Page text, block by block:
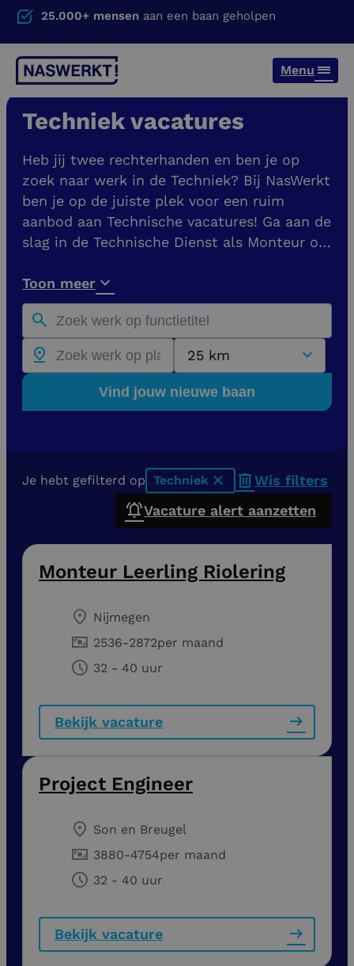
25.000+ mensen aan een baan geholpen
Menu
Techniek vacatures
Heb jij twee rechterhanden en ben je op
zoek naar werk in de Techniek? Bij NasWerkt
ben je op de juiste plek voor een ruim
aanbod aan Technische vacatures! Ga aan de
slag in de Technische Dienst als Monteur of
Storingsmonteur. Je vindt hier vacatures bij
opdrachtgevers in heel Nederland, zoals in
Nijmegen, Arnhem, Eindhoven en Den Bosch.
Toon meer
25 km
Vind jouw nieuwe baan
Je hebt gefilterd op Techniek
Wis filters
Vacature alert aanzetten
Monteur Leerling Riolering
Nijmegen
2536-2872per maand
32 - 40 uur
Bekijk vacature
Project Engineer
Son en Breugel
3880-4754per maand
32 - 40 uur
Bekijk vacature